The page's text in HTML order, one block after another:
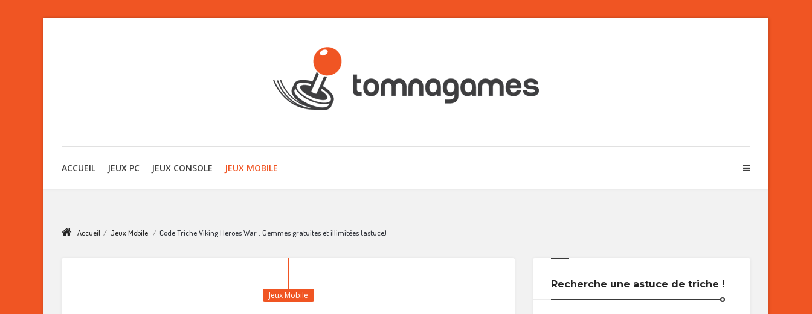
ACCUEIL JEUX PC JEUX CONSOLE JEUX MOBILE
Accueil / Jeux Mobile / Code Triche Viking Heroes War : Gemmes gratuites et illimitées (astuce)
Jeux Mobile
Recherche une astuce de triche !